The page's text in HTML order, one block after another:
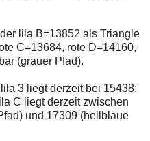
lila B=13852 als Triangle
C=13684, rote D=14160,
(grauer Pfad).
3 liegt derzeit bei 15438;
C liegt derzeit zwischen
und 17309 (hellblaue